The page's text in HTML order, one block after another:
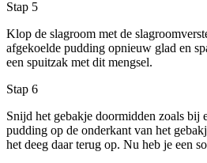
Stap 5
Klop de slagroom met de
afgekoelde pudding opnieuw glad en
een spuitzak met dit mengsel.
Stap 6
Snijd het gebakje doormidden zoals bij
pudding op de onderkant van het
het deeg daar terug op. Nu heb je een